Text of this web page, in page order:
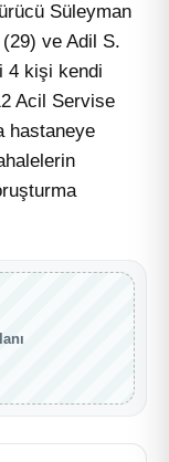
Süleyman
ve Adil S.
4 kişi kendi
Acil Servise
hastaneye